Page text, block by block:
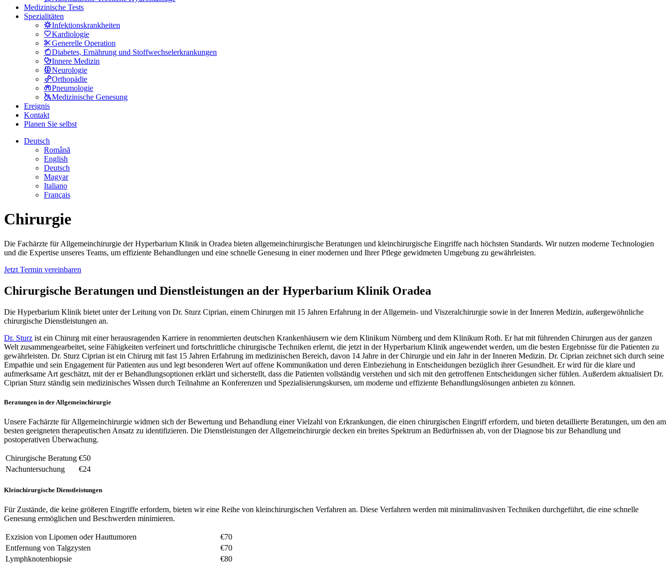
Medizinische Tests
Spezialitäten
Infektionskrankheiten
Kardiologie
Generelle Operation
Diabetes, Ernährung und Stoffwechselerkrankungen
Innere Medizin
Neurologie
Orthopädie
Pneumologie
Medizinische Genesung
Ereignis
Kontakt
Planen Sie selbst
Deutsch
Română
English
Deutsch
Magyar
Italiano
Français
Chirurgie
Die Fachärzte für Allgemeinchirurgie der Hyperbarium Klinik in Oradea bieten allgemeinchirurgische Beratungen und kleinchirurgische Eingriffe nach höchsten Standards. Wir nutzen moderne Technologien
und die Expertise unseres Teams, um effiziente Behandlungen und eine schnelle Genesung in einer modernen und Ihrer Pflege gewidmeten Umgebung zu gewährleisten.
Jetzt Termin vereinbaren
Chirurgische Beratungen und Dienstleistungen an der Hyperbarium Klinik Oradea
Die Hyperbarium Klinik bietet unter der Leitung von Dr. Sturz Ciprian, einem Chirurgen mit 15 Jahren Erfahrung in der Allgemein- und Viszeralchirurgie sowie in der Inneren Medizin, außergewöhnliche
chirurgische Dienstleistungen an.
Dr. Sturz ist ein Chirurg mit einer herausragenden Karriere in renommierten deutschen Krankenhäusern wie dem Klinikum Nürnberg und dem Klinikum Roth. Er hat mit führenden Chirurgen aus der ganzen
Welt zusammengearbeitet, seine Fähigkeiten verfeinert und fortschrittliche chirurgische Techniken erlernt, die jetzt in der Hyperbarium Klinik angewendet werden, um die besten Ergebnisse für die Patienten zu
gewährleisten. Dr. Sturz Ciprian ist ein Chirurg mit fast 15 Jahren Erfahrung im medizinischen Bereich, davon 14 Jahre in der Chirurgie und ein Jahr in der Inneren Medizin. Dr. Ciprian zeichnet sich durch seine
Empathie und sein Engagement für Patienten aus und legt besonderen Wert auf offene Kommunikation und deren Einbeziehung in Entscheidungen bezüglich ihrer Gesundheit. Er wird für die klare und
aufmerksame Art geschätzt, mit der er Behandlungsoptionen erklärt und sicherstellt, dass die Patienten vollständig verstehen und sich mit den getroffenen Entscheidungen sicher fühlen. Außerdem aktualisiert Dr.
Ciprian Sturz ständig sein medizinisches Wissen durch Teilnahme an Konferenzen und Spezialisierungskursen, um moderne und effiziente Behandlungslösungen anbieten zu können.
Beratungen in der Allgemeinchirurgie
Unsere Fachärzte für Allgemeinchirurgie widmen sich der Bewertung und Behandlung einer Vielzahl von Erkrankungen, die einen chirurgischen Eingriff erfordern, und bieten detaillierte Beratungen, um den am
besten geeigneten therapeutischen Ansatz zu identifizieren. Die Dienstleistungen der Allgemeinchirurgie decken ein breites Spektrum an Bedürfnissen ab, von der Diagnose bis zur Behandlung und
postoperativen Überwachung.
Chirurgische Beratung €50
Nachuntersuchung
€24
Kleinchirurgische Dienstleistungen
Für Zustände, die keine größeren Eingriffe erfordern, bieten wir eine Reihe von kleinchirurgischen Verfahren an. Diese Verfahren werden mit minimalinvasiven Techniken durchgeführt, die eine schnelle
Genesung ermöglichen und Beschwerden minimieren.
Exzision von Lipomen oder Hauttumoren
€70
Entfernung von Talgzysten
€70
Lymphknotenbiopsie
€80